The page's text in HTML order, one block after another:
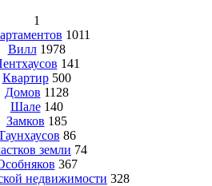
1
1011
Вилл 1978
141
Квартир 500
Домов 1128
Шале 140
Замков 185
86
земли 74
367
недвижимости 328